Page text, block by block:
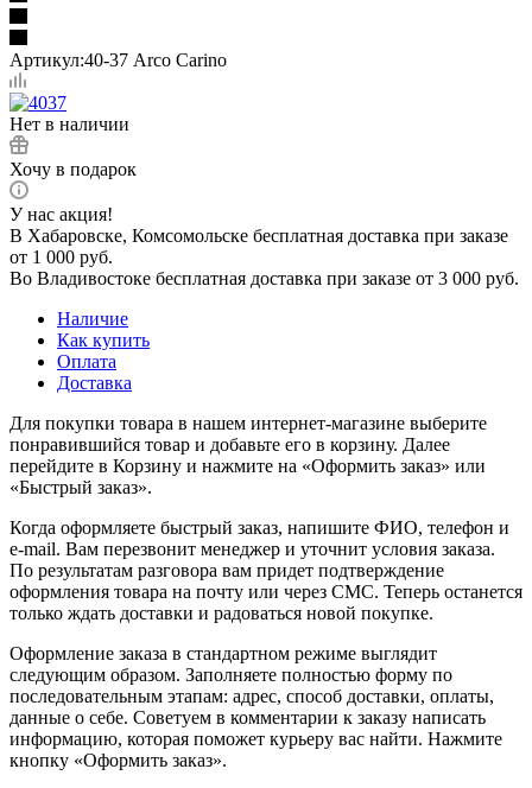
Артикул:40-37 Arco Carino
Нет в наличии
Хочу в подарок
У нас акция!
В Хабаровске, Комсомольске бесплатная доставка при заказе
от 1 000 руб.
Во Владивостоке бесплатная доставка при заказе от 3 000 руб.
Наличие
Как купить
Оплата
Доставка
Для покупки товара в нашем интернет-магазине выберите
понравившийся товар и добавьте его в корзину. Далее
перейдите в Корзину и нажмите на «Оформить заказ» или
«Быстрый заказ».
Когда оформляете быстрый заказ, напишите ФИО, телефон и
e-mail. Вам перезвонит менеджер и уточнит условия заказа.
По результатам разговора вам придет подтверждение
оформления товара на почту или через СМС. Теперь останется
только ждать доставки и радоваться новой покупке.
Оформление заказа в стандартном режиме выглядит
следующим образом. Заполняете полностью форму по
последовательным этапам: адрес, способ доставки, оплаты,
данные о себе. Советуем в комментарии к заказу написать
информацию, которая поможет курьеру вас найти. Нажмите
кнопку «Оформить заказ».